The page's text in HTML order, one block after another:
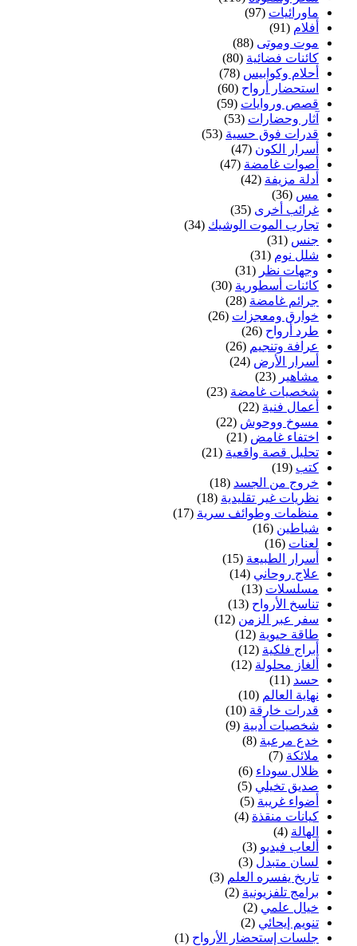
ماورائيات (97)
أفلام (91)
موت وموتى (88)
كائنات فضائية (80)
أحلام وكوابيس (78)
استحضار أرواح (60)
قصص وروايات (59)
آثار وحضارات (53)
قدرات فوق حسية (53)
أسرار الكون (47)
أصوات غامضة (47)
أدلة مزيفة (42)
مس (36)
غرائب أخرى (35)
تجارب الموت الوشيك (34)
جنس (31)
شلل نوم (31)
وجهات نظر (31)
كائنات أسطورية (30)
جرائم غامضة (28)
خوارق ومعجزات (26)
طرد أرواح (26)
عرافة وتنجيم (26)
أسرار الأرض (24)
مشاهير (23)
شخصيات غامضة (23)
أعمال فنية (22)
مسوخ ووحوش (22)
اختفاء غامض (21)
تحليل قصة واقعية (21)
كتب (19)
خروج من الجسد (18)
نظريات غير تقليدية (18)
منظمات وطوائف سرية (17)
شياطين (16)
لعنات (16)
أسرار الطبيعة (15)
علاج روحاني (14)
مسلسلات (13)
تناسخ الأرواح (13)
سفر عبر الزمن (12)
طاقة حيوية (12)
أبراج فلكية (12)
ألغاز محلولة (12)
حسد (11)
نهاية العالم (10)
قدرات خارقة (10)
شخصيات أدبية (9)
خدع مرعبة (8)
ملائكة (7)
ظلال سوداء (6)
صديق تخيلي (5)
أضواء غريبة (5)
كيانات منقذة (4)
الهالة (4)
ألعاب فيديو (3)
لسان متبدل (3)
تاريخ يفسره العلم (3)
برامج تلفزيونية (2)
خيال علمي (2)
تنويم إيحائي (2)
جلسات إستحضار الأرواح (1)